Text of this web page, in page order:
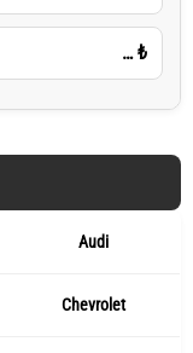
… ₺
Audi
Chevrolet